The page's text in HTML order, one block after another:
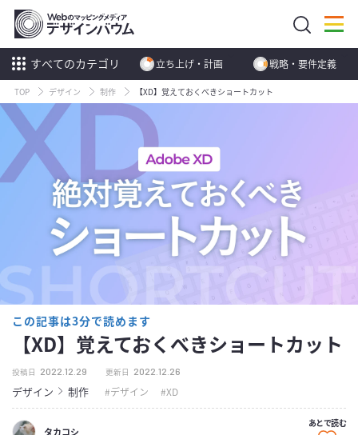
すべてのカテゴリ 立ち上げ・計画 戦略・要件定義
TOP デザイン 制作 【XD】覚えておくべきショートカット
この記事は3分で読めます
【XD】覚えておくべきショートカット
投稿日 2022.12.29 更新日 2022.12.26
デザイン 制作 デザイン XD
タカコシ
あとで読む